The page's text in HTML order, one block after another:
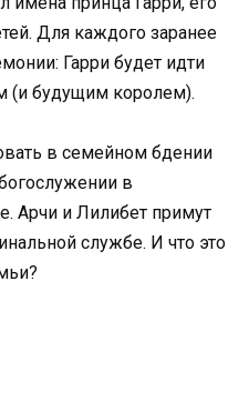
Для каждого заранее
Гарри будет идти
(и будущим королем).
в семейном бдении
в
Арчи и Лилибет примут
службе. И что это